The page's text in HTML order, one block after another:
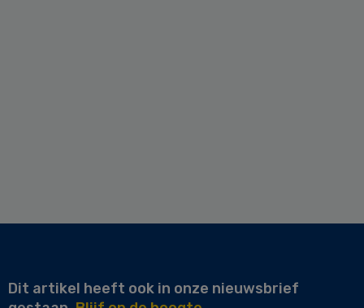
Dit artikel heeft ook in onze nieuwsbrief